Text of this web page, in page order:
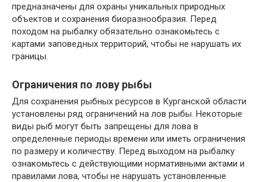
предназначены для охраны уникальных природных
объектов и сохранения биоразнообразия. Перед
походом на рыбалку обязательно ознакомьтесь с
картами заповедных территорий, чтобы не нарушать их
границы.
Ограничения по лову рыбы
Для сохранения рыбных ресурсов в Курганской области
установлены ряд ограничений на лов рыбы. Некоторые
виды рыб могут быть запрещены для лова в
определенные периоды времени или иметь ограничения
по размеру и количеству. Перед выходом на рыбалку
ознакомьтесь с действующими нормативными актами и
правилами лова, чтобы не нарушать установленные